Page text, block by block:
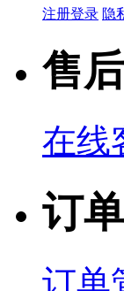
注册登录 隐
售
在线
订
订单